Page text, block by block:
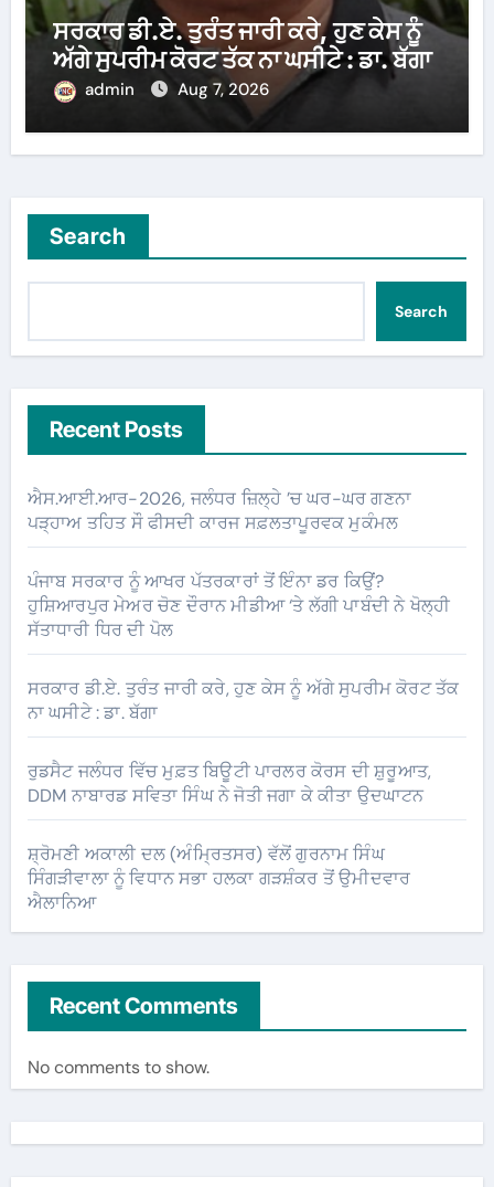
ਸਰਕਾਰ ਡੀ.ਏ. ਤੁਰੰਤ ਜਾਰੀ ਕਰੇ, ਹੁਣ ਕੇਸ ਨੂੰ
ਅੱਗੇ ਸੁਪਰੀਮ ਕੋਰਟ ਤੱਕ ਨਾ ਘਸੀਟੇ : ਡਾ. ਬੱਗਾ
admin Aug 7, 2026
Search
Search
Recent Posts
ਐਸ.ਆਈ.ਆਰ-2026, ਜਲੰਧਰ ਜ਼ਿਲ੍ਹੇ ’ਚ ਘਰ-ਘਰ ਗਣਨਾ
ਪੜ੍ਹਾਅ ਤਹਿਤ ਸੌ ਫੀਸਦੀ ਕਾਰਜ ਸਫ਼ਲਤਾਪੂਰਵਕ ਮੁਕੰਮਲ
ਪੰਜਾਬ ਸਰਕਾਰ ਨੂੰ ਆਖਰ ਪੱਤਰਕਾਰਾਂ ਤੋਂ ਇੰਨਾ ਡਰ ਕਿਉਂ?
ਹੁਸ਼ਿਆਰਪੁਰ ਮੇਅਰ ਚੋਣ ਦੌਰਾਨ ਮੀਡੀਆ ‘ਤੇ ਲੱਗੀ ਪਾਬੰਦੀ ਨੇ ਖੋਲ੍ਹੀ
ਸੱਤਾਧਾਰੀ ਧਿਰ ਦੀ ਪੋਲ
ਸਰਕਾਰ ਡੀ.ਏ. ਤੁਰੰਤ ਜਾਰੀ ਕਰੇ, ਹੁਣ ਕੇਸ ਨੂੰ ਅੱਗੇ ਸੁਪਰੀਮ ਕੋਰਟ ਤੱਕ
ਨਾ ਘਸੀਟੇ : ਡਾ. ਬੱਗਾ
ਰੁਡਸੈਟ ਜਲੰਧਰ ਵਿੱਚ ਮੁਫ਼ਤ ਬਿਊਟੀ ਪਾਰਲਰ ਕੋਰਸ ਦੀ ਸ਼ੁਰੂਆਤ,
DDM ਨਾਬਾਰਡ ਸਵਿਤਾ ਸਿੰਘ ਨੇ ਜੋਤੀ ਜਗਾ ਕੇ ਕੀਤਾ ਉਦਘਾਟਨ
ਸ਼੍ਰੋਮਣੀ ਅਕਾਲੀ ਦਲ (ਅੰਮ੍ਰਿਤਸਰ) ਵੱਲੋਂ ਗੁਰਨਾਮ ਸਿੰਘ
ਸਿੰਗੜੀਵਾਲਾ ਨੂੰ ਵਿਧਾਨ ਸਭਾ ਹਲਕਾ ਗੜਸ਼ੰਕਰ ਤੋਂ ਉਮੀਦਵਾਰ
ਐਲਾਨਿਆ
Recent Comments
No comments to show.